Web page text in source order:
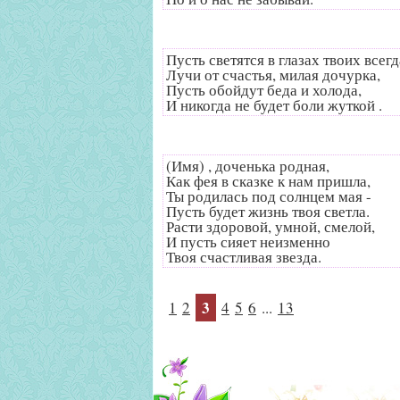
Пусть светятся в глазах твоих
Лучи от счастья, милая дочурка,
Пусть обойдут беда и холода,
И никогда не будет боли жуткой .
(Имя) , доченька родная,
Как фея в сказке к нам пришла,
Ты родилась под солнцем мая -
Пусть будет жизнь твоя светла.
Расти здоровой, умной, смелой,
И пусть сияет неизменно
Твоя счастливая звезда.
1 2 3 4 5 6 ... 13